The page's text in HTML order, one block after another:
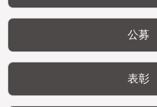
公募
表彰